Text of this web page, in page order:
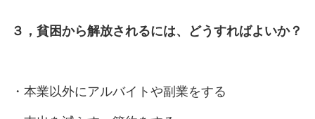
３，貧困から解放されるには、どうすればよいか？
・本業以外にアルバイトや副業をする